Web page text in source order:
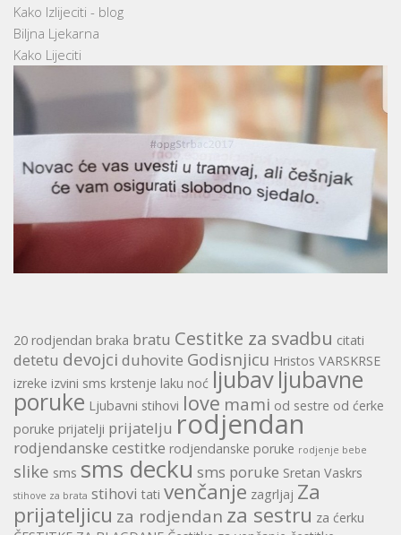
Kako Izlijeciti - blog
Biljna Ljekarna
Kako Lijeciti
20 rodjendan braka bratu Cestitke za svadbu citati
detetu devojci duhovite Godisnjicu Hristos VARSKRSE
izreke izvini sms krstenje laku noć ljubavljubavne
poruke Ljubavni stihovi love mami od sestre od ćerke
poruke prijatelji prijatelju rodjendan
rodjendanske cestitke rodjendanske poruke rodjenje bebe
slike sms sms decku sms poruke Sretan Vaskrs
stihove za brata stihovi tati venčanje zagrljaj Za
prijateljicu za rodjendan za sestru za ćerku